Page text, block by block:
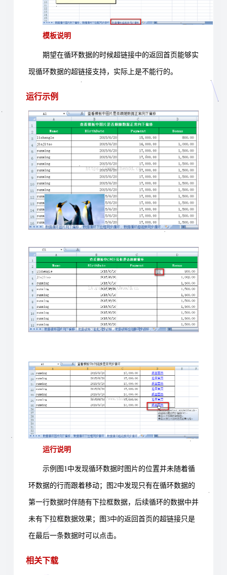
模板说明
期望在循环数据的时候超链接中的返回首页能够实
现循环数据的超链接支持，实际上是不能行的。
运行示例
运行说明
示例图 1中发现循环数据时图片的位置并未随着循
环数据的行而跟着移动；图2中发现只有在循环数据的
第一行数据时伴随有下拉框数据，后续循环的数据中并
未有下拉框数据效果；图3中的返回首页的超链接只是
在最后一条数据时可以点击。
相关下载